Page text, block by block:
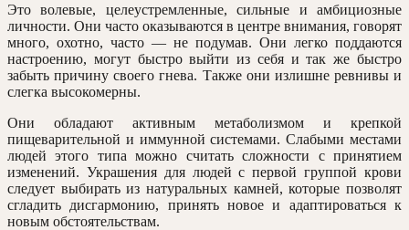
Это волевые, целеустремленные, сильные и амбициозные
личности. Они часто оказываются в центре внимания, говорят
много, охотно, часто — не подумав. Они легко поддаются
настроению, могут быстро выйти из себя и так же быстро
забыть причину своего гнева. Также они излишне ревнивы и
слегка высокомерны.
Они обладают активным метаболизмом и крепкой
пищеварительной и иммунной системами. Слабыми местами
людей этого типа можно считать сложности с принятием
изменений. Украшения для людей с первой группой крови
следует выбирать из натуральных камней, которые позволят
сгладить дисгармонию, принять новое и адаптироваться к
новым обстоятельствам.